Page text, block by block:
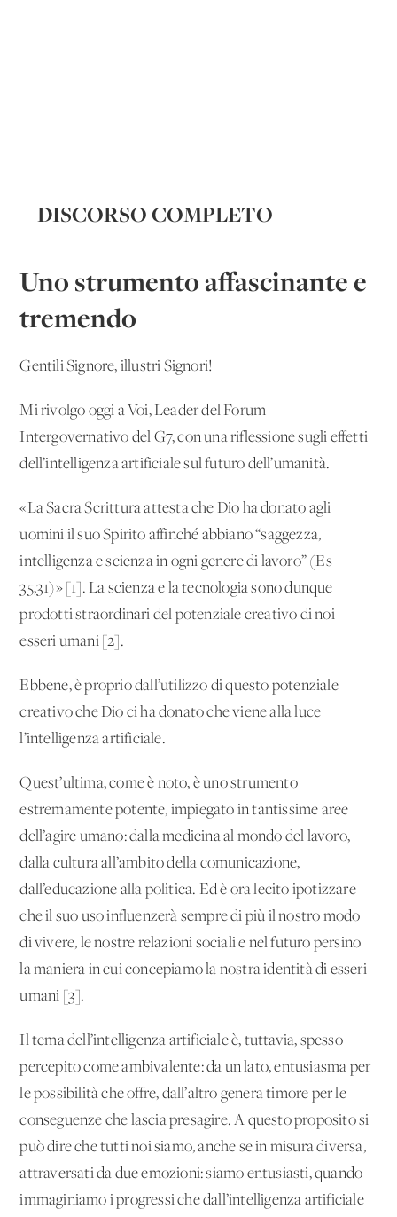
DISCORSO COMPLETO
Uno strumento affascinante e
tremendo
Gentili Signore, illustri Signori!
Mi rivolgo oggi a Voi, Leader del Forum
Intergovernativo del G7, con una riflessione sugli effetti
dell’intelligenza artificiale sul futuro dell’umanità.
«La Sacra Scrittura attesta che Dio ha donato agli
uomini il suo Spirito affinché abbiano “saggezza,
intelligenza e scienza in ogni genere di lavoro” (Es
35,31)» [1]. La scienza e la tecnologia sono dunque
prodotti straordinari del potenziale creativo di noi
esseri umani [2].
Ebbene, è proprio dall’utilizzo di questo potenziale
creativo che Dio ci ha donato che viene alla luce
l’intelligenza artificiale.
Quest’ultima, come è noto, è uno strumento
estremamente potente, impiegato in tantissime aree
dell’agire umano: dalla medicina al mondo del lavoro,
dalla cultura all’ambito della comunicazione,
dall’educazione alla politica. Ed è ora lecito ipotizzare
che il suo uso influenzerà sempre di più il nostro modo
di vivere, le nostre relazioni sociali e nel futuro persino
la maniera in cui concepiamo la nostra identità di esseri
umani [3].
Il tema dell’intelligenza artificiale è, tuttavia, spesso
percepito come ambivalente: da un lato, entusiasma per
le possibilità che offre, dall’altro genera timore per le
conseguenze che lascia presagire. A questo proposito si
può dire che tutti noi siamo, anche se in misura diversa,
attraversati da due emozioni: siamo entusiasti, quando
immaginiamo i progressi che dall’intelligenza artificiale